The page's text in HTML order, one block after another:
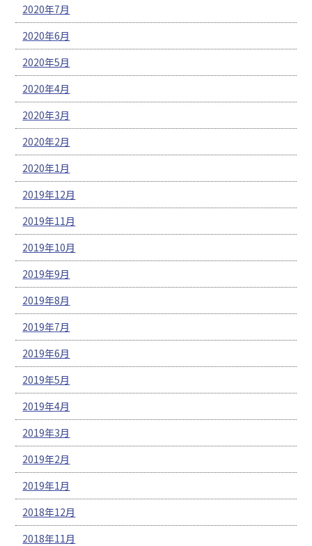
2020年7月
2020年6月
2020年5月
2020年4月
2020年3月
2020年2月
2020年1月
2019年12月
2019年11月
2019年10月
2019年9月
2019年8月
2019年7月
2019年6月
2019年5月
2019年4月
2019年3月
2019年2月
2019年1月
2018年12月
2018年11月